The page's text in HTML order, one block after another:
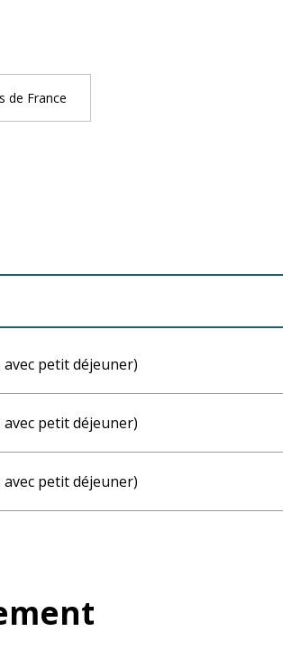
de France
petit déjeuner)
petit déjeuner)
petit déjeuner)